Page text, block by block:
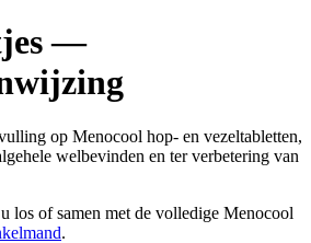
—
op Menocool hop- en vezeltabletten,
welbevinden en ter verbetering van
los of samen met de volledige Menocool
.